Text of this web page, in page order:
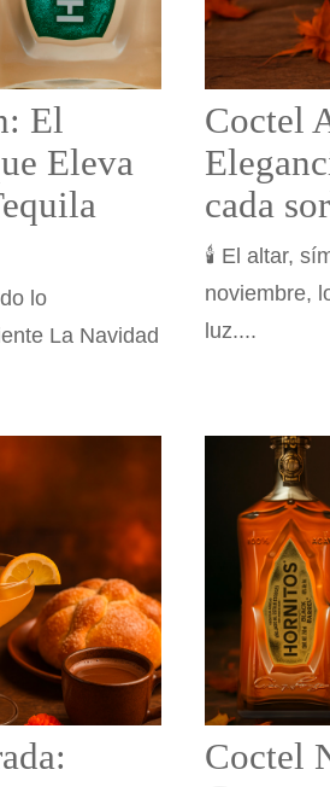
El
Eleva
lo
La Navidad
Coctel
cada
🕯️ El altar,
noviembre,
luz....
Coctel